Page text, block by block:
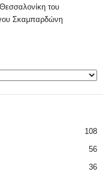
του
Σκαμπαρδώνη
108
56
36